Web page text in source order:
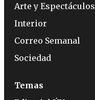
Arte y Espectáculos
Interior
Correo Semanal
Sociedad
Temas